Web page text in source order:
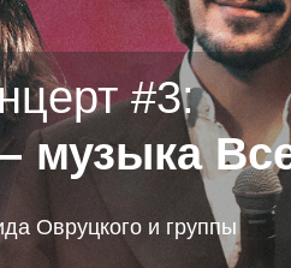
#3:
музыка
Овруцкого и группы